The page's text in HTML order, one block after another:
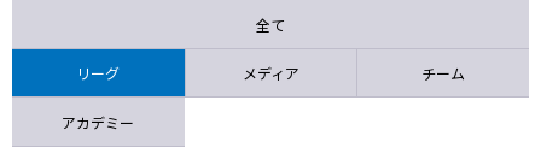
全て
リーグ メディア チーム
アカデミー